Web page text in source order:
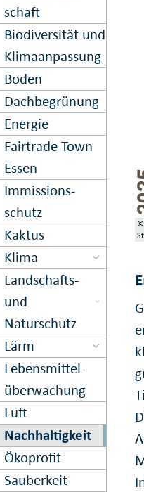
schaft
Biodiversität und
Klima­anpassung
Boden
Dach­begrün­ung
Energie
Fairtrade Town
Essen
Immissions­
schutz
Kaktus
Klima
Landschafts-
und
Naturschutz
Lärm
Lebens­mittel­
über­wachung
Luft
Nachhaltig­keit
Ökoprofit
Sauberkeit
©